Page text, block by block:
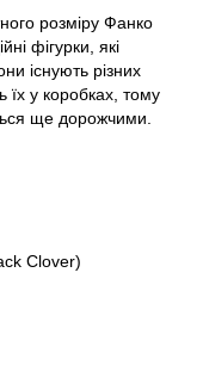
розміру Фанко
фігурки, які
існують різних
їх у коробках, тому
ще дорожчими.
Clover)